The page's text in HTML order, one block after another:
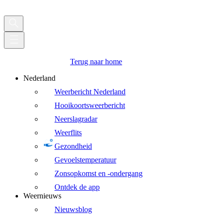
Terug naar home
Nederland
Weerbericht Nederland
Hooikoortsweerbericht
Neerslagradar
Weerflits
Gezondheid
Gevoelstemperatuur
Zonsopkomst en -ondergang
Ontdek de app
Weernieuws
Nieuwsblog